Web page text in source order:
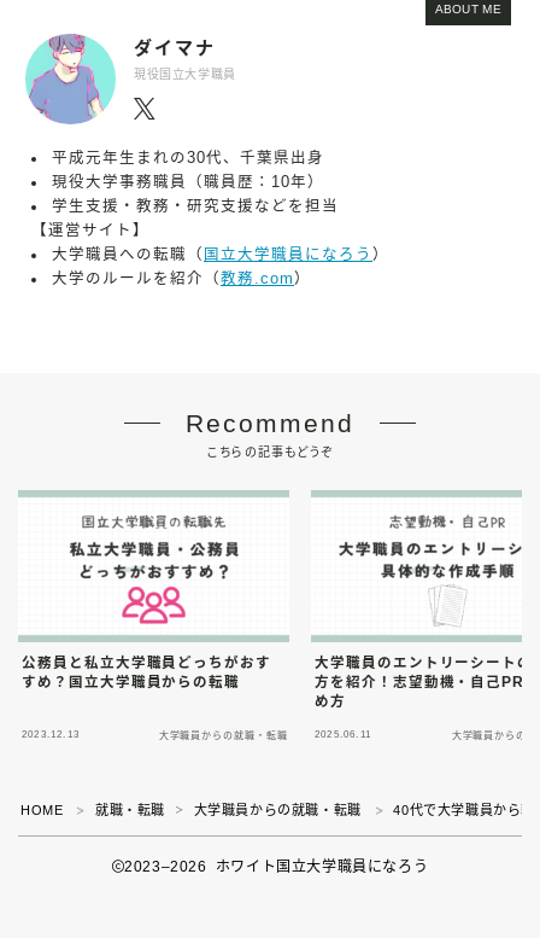
ABOUT ME
ダイマナ
現役国立大学職員
平成元年生まれの30代、千葉県出身
現役大学事務職員（職員歴：10年）
学生支援・教務・研究支援などを担当
【運営サイト】
大学職員への転職（ 国立大学職員になろう ）
大学のルールを紹介（教務.com ）
Recommend
こちらの記事もどうぞ
公務員と私立大学職員どっちがおす
すめ？国立大学職員からの転職
2023.12.13 大学職員からの就職・転職
大学職員のエントリーシートの
方を紹介！志望動機・自己PR
め方
2025.06.11 大学職員からの就
HOME ＞ 就職・転職 ＞ 大学職員からの就職・転職 ＞ 40代で大学職員から
2023–2026 ホワイト国立大学職員になろう